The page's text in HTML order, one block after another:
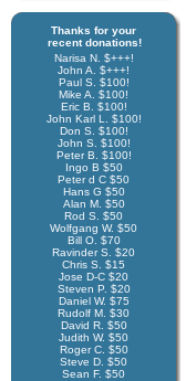
Thanks for your
recent donations!
Narisa N. $+++!
John A. $+++!
Paul S. $100!
Mike A. $100!
Eric B. $100!
John Karl L. $100!
Don S. $100!
John S. $100!
Peter B. $100!
Ingo B $50
Peter d C $50
Hans G $50
Alan M. $50
Rod S. $50
Wolfgang W. $50
Bill O. $70
Ravinder S. $20
Chris S. $15
Jose D-C $20
Steven P. $20
Daniel W. $75
Rudolf M. $30
David R. $50
Judith W. $50
Roger C. $50
Steve D. $50
Sean F. $50